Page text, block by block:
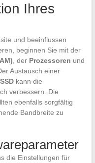
Ihres
und beeinflussen
beginnen Sie mit der
, der Prozessoren und
Austausch einer
SSDkann die
verbessern. Die
ebenfalls sorgfältig
Bandbreite zu
die Einstellungen für